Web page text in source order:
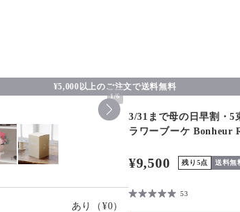
¥5,000以上のご注文で送料無料
1/6
あり （¥0）
3/31まで母の日早割・5
ラワーブーケ Bonheur
¥9,500 残り5点 送料無
53